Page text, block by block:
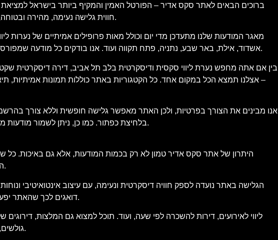
ברוכים הבאים לאתר סקס אדיר – הפורטל האמין והמקיף ביותר בישראל למציאת
חווית גלישה נעימה, מהירה ובטוחה, תוך הקפדה על פרטיות המשתמש, עדכניות התוכן ואימות כל מודעה ומודעה באתר.
מאגר המודעות שלנו מתעדכן מדי יום וכולל מאות פרופילים אמיתיים של נערות
אשדוד, אילת, באר שבע, נתניה, פתח תקווה ועוד. אנו בודקים כל מודעה שמפורסמת, כדי להבטיח מידע מדויק ואמין, ולהעניק לך שקט נפשי וביטחון בבחירת השירות.
בין אם אתה מחפש נערת ליווי סקסית ודיסקרטית בלב תל אביב, דירה דיסקרטית שקטה
– אצלנו תמצא הכל במקום אחד. כל הקטגוריות באתר כוללות תמונות אמיתיות,
אנו מבינים את הצורך בפרטיות, ולכן האתר מאפשר גלישה חופשית וללא צורך
בלחיצת כפתור. כמו כן, ניתן לשמור מודעות מועדפות, להוסיף לרשימת צפייה ולבצע סינון חכם שיתאים בדיוק למה שאתה מחפש.
היתרון של אתר סקס אדיר טמון לא רק בכמות המודעות, אלא גם באיכות. כל
התמונות נבדקות בקפידה, וכל הטקסטים נכתבים באופן שישקף את המציאות בשטח.
הגלישה באתר נועדה לספק חוויה דיסקרטית ונעימה, עם עיצוב אינטואיטיבי
דואגים לכך שהאתר יפעל במהירות, ללא פרסומות קופצות מטרידות וללא תכנים מיותרים שיסיחו את דעתך.
גולשים, טיפים לבחירת השירות המתאים לך וכלים נוספים שיסייעו לך לבצע החלטה חכמה.